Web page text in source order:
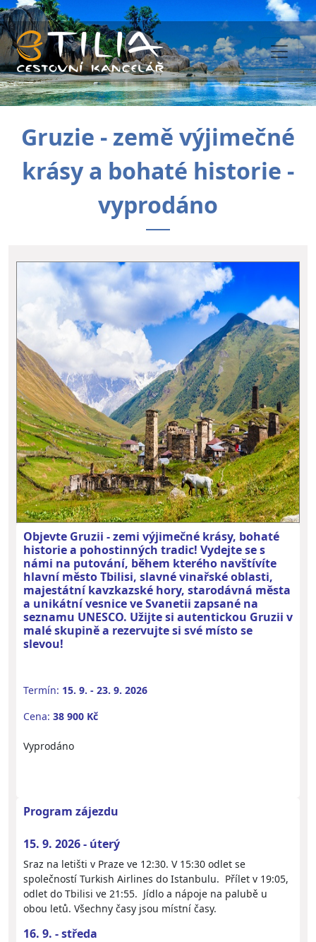
Gruzie - země výjimečné
krásy a bohaté historie -
vyprodáno
Objevte Gruzii - zemi výjimečné krásy, bohaté
historie a pohostinných tradic! Vydejte se s
námi na putování, během kterého navštívíte
hlavní město Tbilisi, slavné vinařské oblasti,
majestátní kavzkazské hory, starodávná města
a unikátní vesnice ve Svanetii zapsané na
seznamu UNESCO. Užijte si autentickou Gruzii v
malé skupině a rezervujte si své místo se
slevou!
Termín: 15. 9. - 23. 9. 2026
Cena: 38 900 Kč
Vyprodáno
Program zájezdu
15. 9. 2026 - úterý
Sraz na letišti v Praze ve 12:30. V 15:30 odlet se
společností Turkish Airlines do Istanbulu. Přílet v 19:05,
odlet do Tbilisi ve 21:55. Jídlo a nápoje na palubě u
obou letů. Všechny časy jsou místní časy.
16. 9. - středa